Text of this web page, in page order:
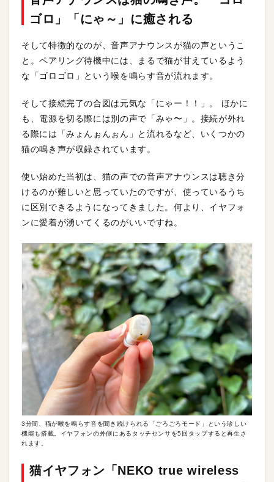
ゴロ」「にゃ～」に癒される
そして特徴的なのが、音声アナウンスが猫の声というこ
と。ペアリング待機中には、まるで猫が甘えているよう
な「ゴロゴロ」という喉を鳴らす音が流れます。
そして接続完了の合図は元気な「にゃー！！」。 ほかに
も、電源を切る際には別の声で「みゃ〜」。接続が外れ
る際には「みょんぉんぉん」と流れるなど、いくつかの
猫の鳴き声が収録されています。
使い始めた当初は、猫の声での音声アナウンスは聴き分
けるのが難しいと思っていたのですが、使っているうち
に区別できるようになってきました。何より、イヤフォ
ンに愛着が湧いてくるのがいいですね。
3分間、猫が喉を鳴らす音を聞き続けられる「ごろごろモード」という珍しい
機能も搭載。イヤフォンの外側にあるタッチセンサを5回タップすると再生さ
れます。
猫イヤフォン「NEKO true wireless